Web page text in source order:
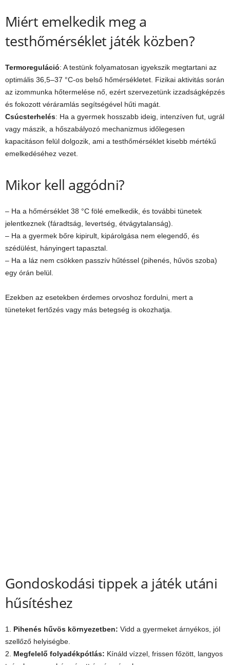
Miért emelkedik meg a
testhőmérséklet játék közben?
Termoreguláció: A testünk folyamatosan igyekszik megtartani az
optimális 36,5–37 °C-os belső hőmérsékletet. Fizikai aktivitás során
az izommunka hőtermelése nő, ezért szervezetünk izzadságképzés
és fokozott véráramlás segítségével hűti magát.
Csúcsterhelés: Ha a gyermek hosszabb ideig, intenzíven fut, ugrál
vagy mászik, a hőszabályozó mechanizmus időlegesen
kapacitáson felül dolgozik, ami a testhőmérséklet kisebb mértékű
emelkedéséhez vezet.
Mikor kell aggódni?
– Ha a hőmérséklet 38 °C fölé emelkedik, és további tünetek
jelentkeznek (fáradtság, levertség, étvágytalanság).
– Ha a gyermek bőre kipirult, kipárolgása nem elegendő, és
szédülést, hányingert tapasztal.
– Ha a láz nem csökken passzív hűtéssel (pihenés, hűvös szoba)
egy órán belül.
Ezekben az esetekben érdemes orvoshoz fordulni, mert a
tüneteket fertőzés vagy más betegség is okozhatja.
Gondoskodási tippek a játék utáni
hűsítéshez
1. Pihenés hűvös környezetben: Vidd a gyermeket árnyékos, jól
szellőző helyiségbe.
2. Megfelelő folyadékpótlás: Kínáld vízzel, frissen főzött, langyos